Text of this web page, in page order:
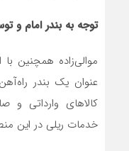
توجه به بندر امام و
موالی‌زاده همچنین
عنوان یک بندر
کالاهای وارداتی و
خدمات ریلی در این